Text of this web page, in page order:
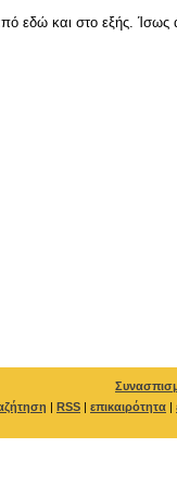
εδώ και στο εξής.
| RSS | επικαιρότητα |